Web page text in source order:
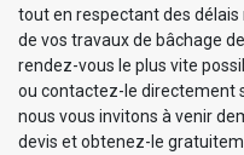
tout en respectant des
de vos travaux de bâchage
rendez-vous le plus vite
ou contactez-le directement
nous vous invitons à venir
devis et obtenez-le